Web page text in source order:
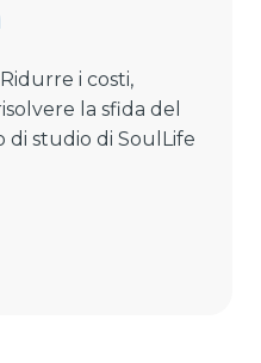
i costi,
la sfida del
di studio di SoulLife